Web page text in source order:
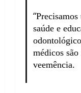
“
saúde e
médicos
veemência.